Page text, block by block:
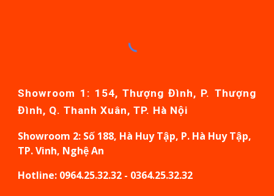
Showroom 1: 154, Thượng Đình, P. Thượng
Đình, Q. Thanh Xuân, TP. Hà Nội
Showroom 2: Số 188, Hà Huy Tập, P. Hà Huy Tập,
TP. Vinh, Nghệ An
Hotline: 0964.25.32.32 - 0364.25.32.32